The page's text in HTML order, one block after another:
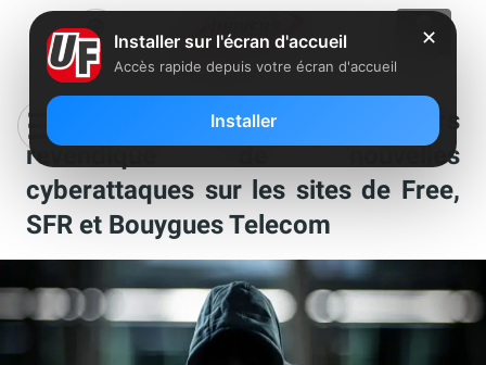
[MàJ] Un groupe de hackers
revendique de nouvelles
cyberattaques sur les sites de Free,
SFR et Bouygues Telecom
✕
Installer sur l'écran d'accueil
Accès rapide depuis votre écran d'accueil
Installer